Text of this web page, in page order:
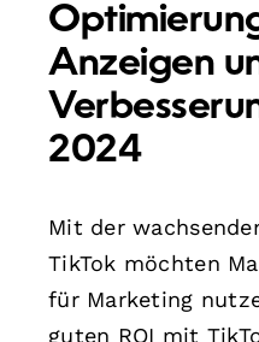
Anzeigen
2024
Mit der
TikTok möchten
für Marketing
guten ROI mit